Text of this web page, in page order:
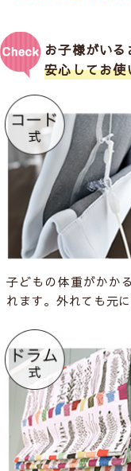
お子様がいる
安心してお
子どもの体重がかか
れます。外れても元に